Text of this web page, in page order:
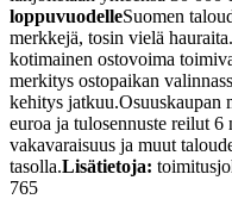
loppuvuodelleSuomen
merkkejä, tosin vielä
kotimainen ostovoima
merkitys ostopaikan
kehitys jatkuu.Osuuskaupan
euroa ja tulosennuste reilut
vakavaraisuus ja muut
tasolla.Lisätietoja:
765